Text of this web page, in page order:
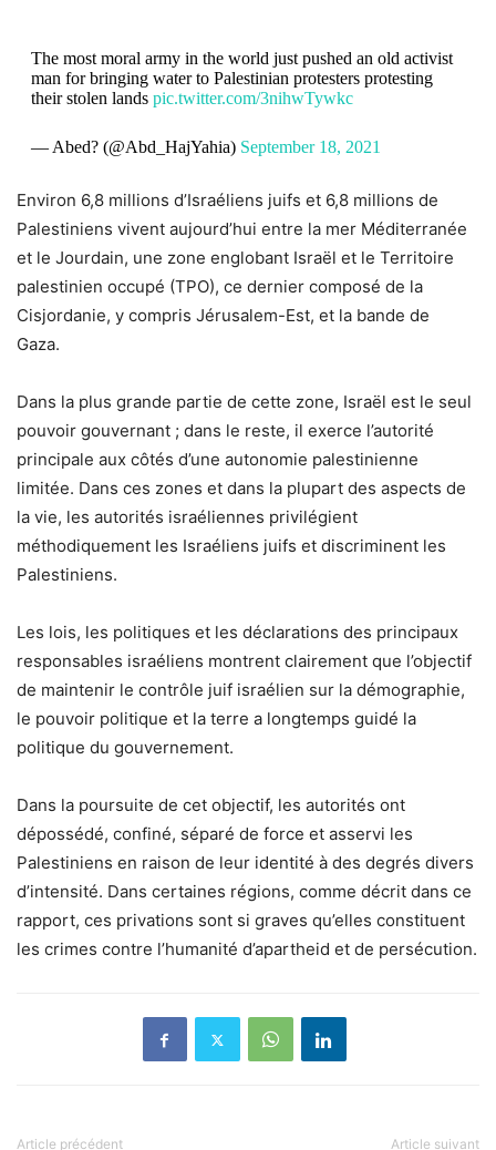
The most moral army in the world just pushed an old activist
man for bringing water to Palestinian protesters protesting
their stolen lands pic.twitter.com/3nihwTywkc
— Abed? (@Abd_HajYahia) September 18, 2021
Environ 6,8 millions d’Israéliens juifs et 6,8 millions de
Palestiniens vivent aujourd’hui entre la mer Méditerranée
et le Jourdain, une zone englobant Israël et le Territoire
palestinien occupé (TPO), ce dernier composé de la
Cisjordanie, y compris Jérusalem-Est, et la bande de
Gaza.
Dans la plus grande partie de cette zone, Israël est le seul
pouvoir gouvernant ; dans le reste, il exerce l’autorité
principale aux côtés d’une autonomie palestinienne
limitée. Dans ces zones et dans la plupart des aspects de
la vie, les autorités israéliennes privilégient
méthodiquement les Israéliens juifs et discriminent les
Palestiniens.
Les lois, les politiques et les déclarations des principaux
responsables israéliens montrent clairement que l’objectif
de maintenir le contrôle juif israélien sur la démographie,
le pouvoir politique et la terre a longtemps guidé la
politique du gouvernement.
Dans la poursuite de cet objectif, les autorités ont
dépossédé, confiné, séparé de force et asservi les
Palestiniens en raison de leur identité à des degrés divers
d’intensité. Dans certaines régions, comme décrit dans ce
rapport, ces privations sont si graves qu’elles constituent
les crimes contre l’humanité d’apartheid et de persécution.
Article précédent Article suivant